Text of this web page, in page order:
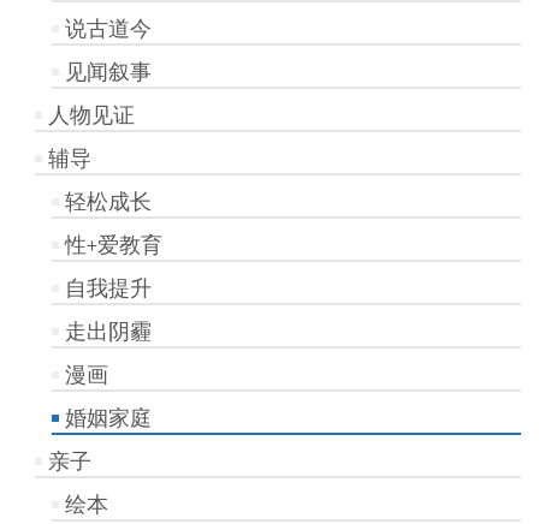
说古道今
见闻叙事
人物见证
辅导
轻松成长
性+爱教育
自我提升
走出阴霾
漫画
婚姻家庭
亲子
绘本